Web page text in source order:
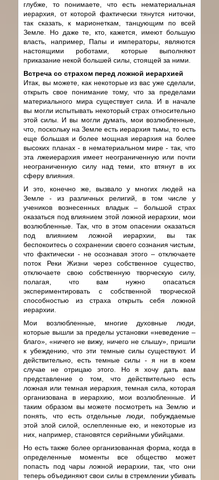
глубже, то понимаете, что есть нематериальная
иерархия, от которой фактически тянутся ниточки,
так сказать, к марионеткам, танцующим по всей
Земле. Но даже те, кто, кажется, имеют большую
власть, например, Папы и императоры, являются
настоящими роботами, которые выполняют
приказание некой большей силы, стоящей за ними.
Встреча со страхом перед ложной иерархией
Итак, вы можете, как некоторые из вас уже сделали,
открыть свое понимание тому, что за пределами
материального мира существует сила. И в начале
вы могли испытывать некоторый страх относительно
этой силы. И вы могли думать, мои возлюбленные,
что, поскольку на Земле есть иерархия тьмы, то есть
еще большая и более мощная иерархия на более
высоких планах - в нематериальном мире - так, что
эта лжеиерархия имеет неограниченную или почти
неограниченную силу над теми, кто втянут в их
сферу влияния.
И это, конечно же, вызвало у многих людей на
Земле - из различных религий, в том числе у
учеников вознесенных владык – большой страх
оказаться под влиянием этой ложной иерархии, мои
возлюбленные. Так, что в этом опасении оказаться
под влиянием ложной иерархии, вы так
беспокоитесь о сохранении своего сознания чистым,
что фактически - не осознавая этого – отключаете
поток Реки Жизни через собственное существо,
отключаете свою собственную творческую силу,
полагая, что вам нужно опасаться
экспериментировать с собственной творческой
способностью из страха открыть себя ложной
иерархии.
Мои возлюбленные, многие духовные люди,
которые вышли за пределы установки «неведение –
благо», «ничего не вижу, ничего не слышу», пришли
к убеждению, что эти темные силы существуют. И
действительно, есть темные силы - я ни в коем
случае не отрицаю этого. Но я хочу дать вам
представление о том, что действительно есть
ложная или темная иерархия, темная сила, которая
организована в иерархию, мои возлюбленные. И
таким образом вы можете посмотреть на Землю и
понять, что есть отдельные люди, побуждаемые
этой злой силой, ослепленные ею, и некоторые из
них, например, становятся серийными убийцами.
Но есть также более организованная форма, когда в
определенные моменты все общество может
попасть под чары ложной иерархии, так, что они
теперь объединяют свои силы в стремлении убивать